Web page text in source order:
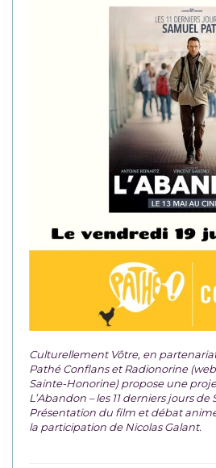
Culturellement Vôtre, en
Pathé Conflans et Radionorine
Sainte-Honorine) propose une
L’Abandon – les 11 derniers jours de
Présentation du film et débat
la participation de Nicolas Galant.